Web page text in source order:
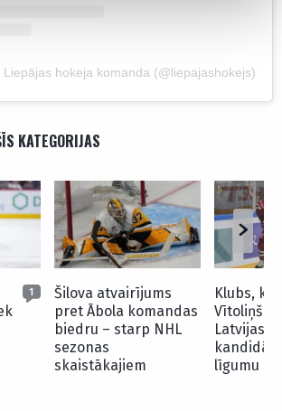
Liepājas hokeja komanda (@liepajashokejs)
KATEGORIJAS
1
Šilova atvairījums
pret Ābola komandas
biedru – starp NHL
sezonas
skaistākajiem
Klubs,
Vītoliņš ir
Latvijas
līgumu